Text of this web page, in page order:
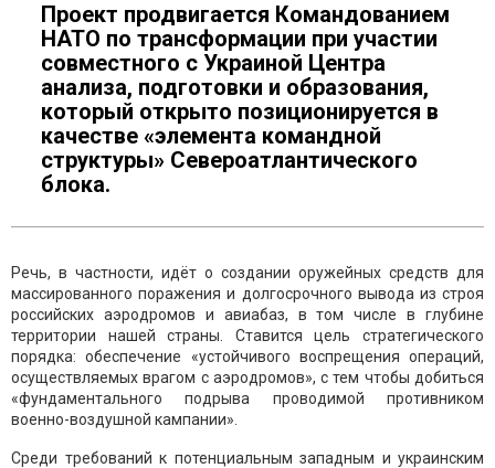
Проект продвигается Командованием
НАТО по трансформации при участии
совместного с Украиной Центра
анализа, подготовки и образования,
который открыто позиционируется в
качестве «элемента командной
структуры» Североатлантического
блока.
Речь, в частности, идёт о создании оружейных средств для
массированного поражения и долгосрочного вывода из строя
российских аэродромов и авиабаз, в том числе в глубине
территории нашей страны. Ставится цель стратегического
порядка: обеспечение «устойчивого воспрещения операций,
осуществляемых врагом с аэродромов», с тем чтобы добиться
«фундаментального подрыва проводимой противником
военно-воздушной кампании».
Среди требований к потенциальным западным и украинским